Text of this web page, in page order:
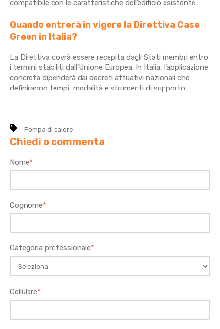
compatibile con le caratteristiche dell’edificio esistente.
Quando entrerà in vigore la Direttiva Case
Green in Italia?
La Direttiva dovrà essere recepita dagli Stati membri entro
i termini stabiliti dall’Unione Europea. In Italia, l’applicazione
concreta dipenderà dai decreti attuativi nazionali che
definiranno tempi, modalità e strumenti di supporto.
Pompa di calore
Chiedi o commenta
Nome*
Cognome*
Categoria professionale*
Cellulare*